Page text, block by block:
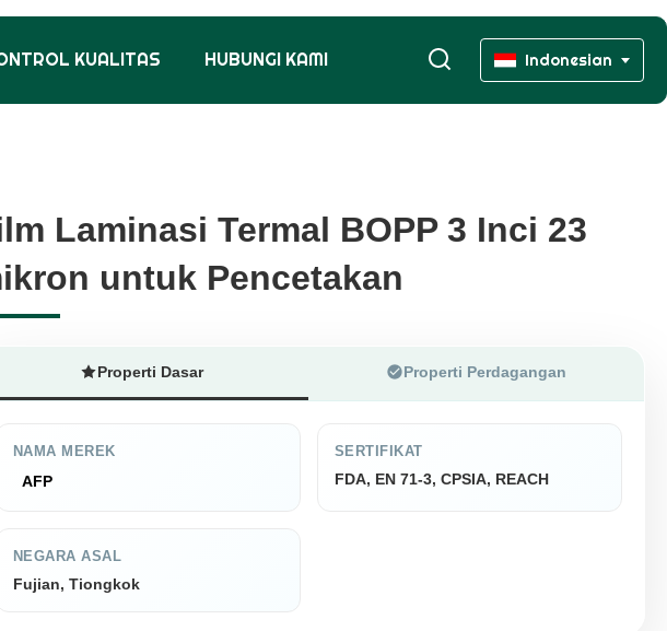
KUALITAS HUBUNGI KAMI Indonesian
Laminasi Termal BOPP 3 Inci 23
untuk Pencetakan
Laminasi Termal BOPP 3 Inci 23
untuk Pencetakan
Properti Dasar Properti Perdagangan
NAMA MEREK
AFP
SERTIFIKAT
FDA, EN 71-3, CPSIA, REACH
NEGARA ASAL
Fujian, Tiongkok